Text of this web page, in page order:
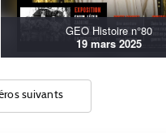
GEO Histoire n°80
19 mars 2025
suivants